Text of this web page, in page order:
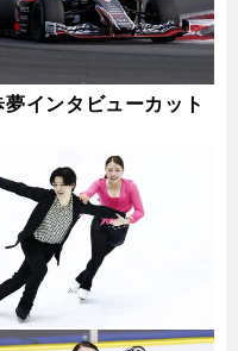
インタビューカット